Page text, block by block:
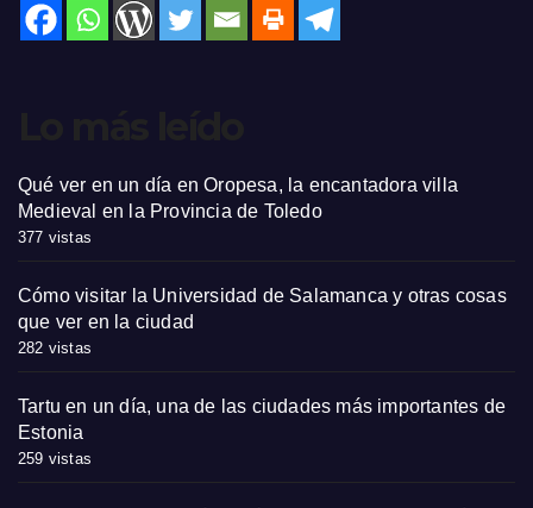
Qué ver en un día en Oropesa, la encantadora villa
Medieval en la Provincia de Toledo
377 vistas
Cómo visitar la Universidad de Salamanca y otras cosas
que ver en la ciudad
282 vistas
Tartu en un día, una de las ciudades más importantes de
Estonia
259 vistas